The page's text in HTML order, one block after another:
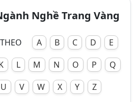
Nghề Trang Vàng
A B C D
E
L M N O P
Q
U V W X Y Z